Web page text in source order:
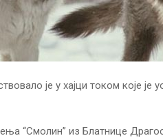
је у хајци током које је
“Смолин” из Блатнице